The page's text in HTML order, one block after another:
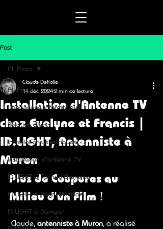
Post
All Posts
Dépannage informatique
Relation client
Installations électriques
Installation d'antenne TV
ID.LIGHT à Tonnay-Charente
ID.LIGHT à Noyal-Muzillac
ID.LIGHT à Damgan
All Posts
Installation d'Antenne TV
chez Evelyne et Francis |
ID.LIGHT, Antenniste à
Muron
Claude Defiolle
14 déc. 20242 min de lecture
Plus de Coupures au
Milieu d’un Film !
Claude, antenniste à Muron, a réalisé